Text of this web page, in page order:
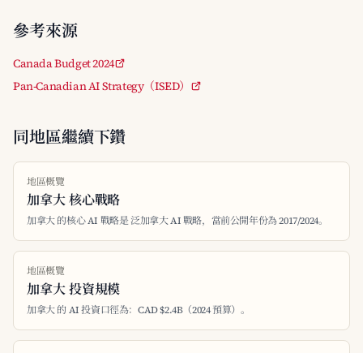
參考來源
Canada Budget 2024
Pan-Canadian AI Strategy（ISED）
同地區繼續下鑽
地區概覽
加拿大 核心戰略
加拿大 的核心 AI 戰略是 泛加拿大 AI 戰略，當前公開年份為 2017/2024。
地區概覽
加拿大 投資規模
加拿大 的 AI 投資口徑為：CAD $2.4B（2024 預算）。